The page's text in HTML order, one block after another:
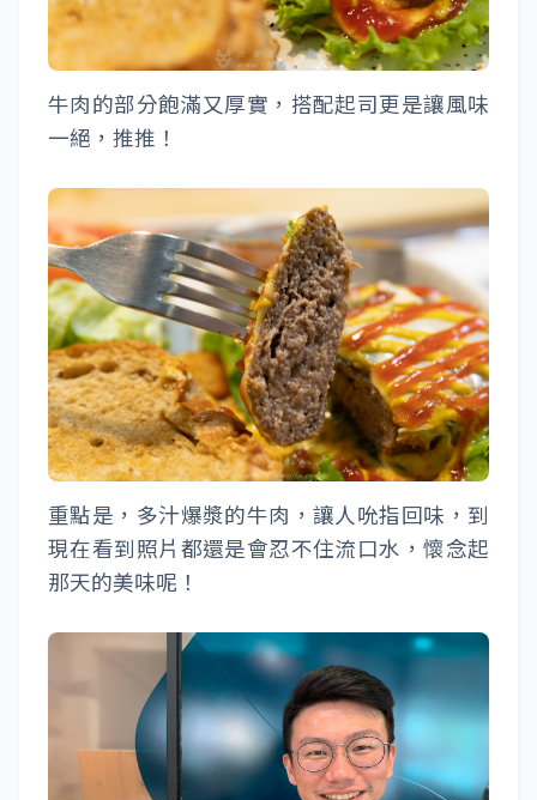
牛肉的部分飽滿又厚實，搭配起司更是讓風味
一絕，推推！
重點是，多汁爆漿的牛肉，讓人吮指回味，到
現在看到照片都還是會忍不住流口水，懷念起
那天的美味呢！